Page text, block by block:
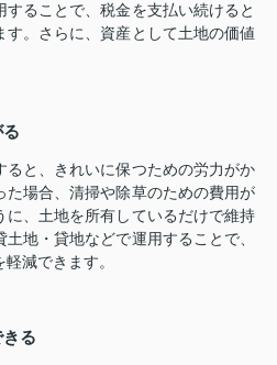
ることで、税金を支払い続けると
す。さらに、資産として土地の価値
ると、きれいに保つための労力がか
た場合、清掃や除草のための費用が
に、土地を所有しているだけで維持
地・貸地などで運用することで、
減できます。
る